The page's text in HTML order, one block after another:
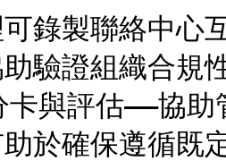
錄製聯絡中心
驗證組織合規
與評估——協
於確保遵循既